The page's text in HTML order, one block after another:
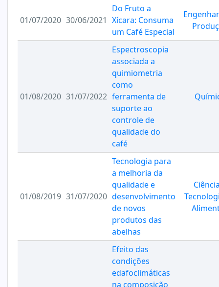
01/07/2020 30/06/2021
Do Fruto a
Xícara: Consuma
um Café Especial
01/08/2020 31/07/2022
Espectroscopia
associada a
quimiometria
como
ferramenta de
suporte ao
controle de
qualidade do
café
01/08/2019 31/07/2020
Tecnologia para
a melhoria da
qualidade e
desenvolvimento
de novos
produtos das
abelhas
Efeito das
condições
edafoclimáticas
na composição